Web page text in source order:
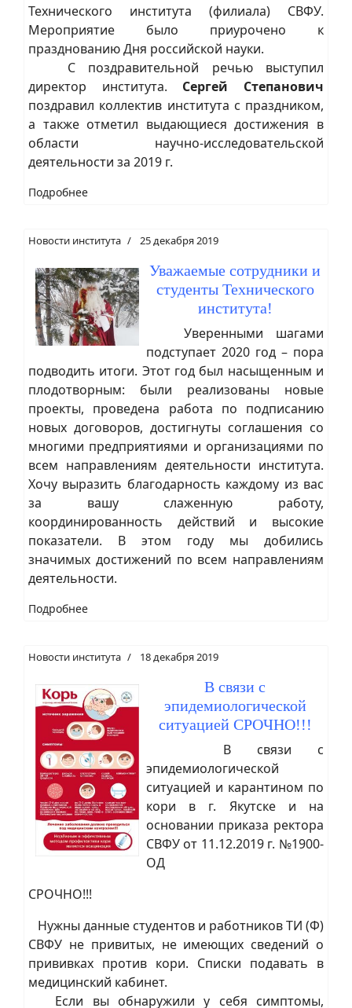
Технического института (филиала) СВФУ.
Мероприятие было приурочено к
празднованию Дня российской науки.
С поздравительной речью выступил
директор института. Сергей Степанович
поздравил коллектив института с праздником,
а также отметил выдающиеся достижения в
области научно-исследовательской
деятельности за 2019 г.
Подробнее
Новости института 25 декабря 2019
Уважаемые сотрудники и
студенты Технического
института!
Уверенными шагами
подступает 2020 год – пора
подводить итоги. Этот год был насыщенным и
плодотворным: были реализованы новые
проекты, проведена работа по подписанию
новых договоров, достигнуты соглашения со
многими предприятиями и организациями по
всем направлениям деятельности института.
Хочу выразить благодарность каждому из вас
за вашу слаженную работу,
координированность действий и высокие
показатели. В этом году мы добились
значимых достижений по всем направлениям
деятельности.
Подробнее
Новости института 18 декабря 2019
В связи с
эпидемиологической
ситуацией СРОЧНО!!!
В связи с
эпидемиологической
ситуацией и карантином по
кори в г. Якутске и на
основании приказа ректора
СВФУ от 11.12.2019 г. №1900-
ОД
СРОЧНО!!!
Нужны данные студентов и работников ТИ (Ф)
СВФУ не привитых, не имеющих сведений о
прививках против кори. Списки подавать в
медицинский кабинет.
Если вы обнаружили у себя симптомы,